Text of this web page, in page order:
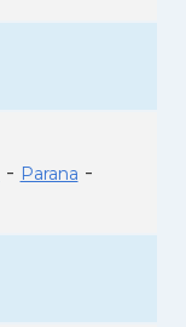
- Parana -